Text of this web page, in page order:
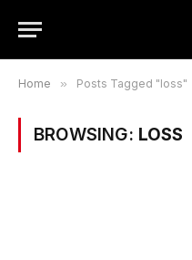
Home » Posts Tagged "loss"
BROWSING: LOSS